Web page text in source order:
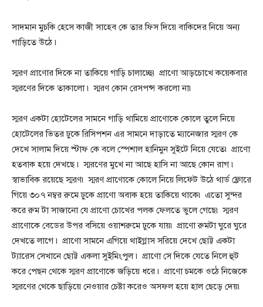
সাদমান মুচকি হেসে কাজী সাহেব কে তার ফিস দিয়ে বাকিদের নিয়ে অন্য
গাড়িতে উঠে ৷
স্মরণ প্রাণোর দিকে না তাকিয়ে গাড়ি চালাচ্ছে৷ প্রাণো আড়চোখে কয়েকবার
স্মরণের দিকে তাকালো ৷ স্মরণ কোন রেসপন্স করলো না৷
স্মরণ একটা হোটেলের সামনে গাড়ি থামিয়ে প্রাণোকে কোলে তুলে নিয়ে
হোটেলের ভিতর ঢুকে রিসিপশন এর সামনে দাড়াতে ম্যানেজার স্মরণ কে
দেখে সালাম দিয়ে স্টাফ কে বলে স্পেশাল হানিমুন সুইটে নিয়ে যেতে৷ প্রাণো
হতবাক হয়ে দেখছে ৷ স্মরণের মুখে না আছে হাসি না আছে কোন রাগ ৷
স্বাভাবিক রয়েছে স্মরণ৷ স্মরণ প্রাণোকে কোলে নিয়ে লিফ্টে উঠে থার্ড ফ্লোরে
গিয়ে ৩০৭ নম্বর রুমে ঢুকে প্রাণো অবাক হয়ে তাকিয়ে থাকে৷ এতো সুন্দর
করে রুম টা সাজানো যে প্রাণো চোখের পলক ফেলতে ভুলে গেছে৷ স্মরণ
প্রাণোকে বেডের উপর বসিয়ে ওয়াশরুমে ঢুকে যায়৷ প্রাণো রুমটা ঘুরে ঘুরে
দেখতে লাগে ৷ প্রাণো সামনে এগিয়ে থাইগ্লাস সরিয়ে দেখে ছোট্ট একটা
ট্যারেস সেখানে ছোট্ট একলা সুইমিংপুল ৷ প্রাণো সে দিকে যেতে নিলে হুট
করে পেছন থেকে স্মরণ প্রাণোকে জড়িয়ে ধরে ৷ প্রাণো চমকে ওঠে নিজেকে
স্মরণের থেকে ছাড়িয়ে নেওয়ার চেষ্টা করেও অসফল হয়ে হাল ছেড়ে দেয়৷